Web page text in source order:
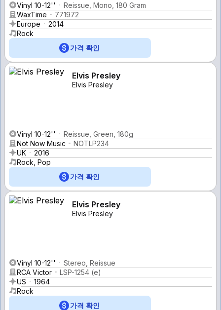
Vinyl 10-12''
Reissue, Mono, 180 Gram
WaxTime
771972
Europe
2014
Rock
가격 확인
Elvis Presley
Elvis Presley
Vinyl 10-12''
Reissue, Green, 180g
Not Now Music
NOTLP234
UK
2016
Rock, Pop
가격 확인
Elvis Presley
Elvis Presley
Vinyl 10-12''
Stereo, Reissue
RCA Victor
LSP-1254 (e)
US
1964
Rock
가격 확인